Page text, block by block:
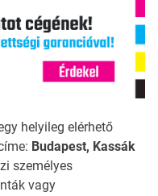
helyileg elérhető
Budapest, Kassák
személyes
vagy